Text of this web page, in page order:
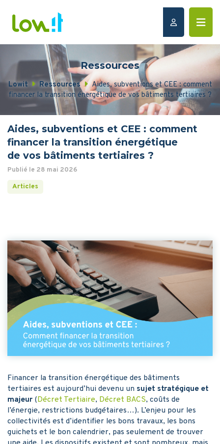
Ressources
Lowit Ressources
Aides, subventions et CEE : comment
financer la transition énergétique de vos bâtiments tertiaires ?
Aides, subventions et CEE : comment
financer la transition énergétique
de vos bâtiments tertiaires ?
Publié le 28 mai 2026
Articles
Financer la transition énergétique des bâtiments
tertiaires est aujourd’hui devenu un sujet stratégique et
majeur (Décret Tertiaire, Décret BACS, coûts de
l’énergie, restrictions budgétaires…). L’enjeu pour les
collectivités est d’identifier les bons travaux, les bons
guichets et le bon calendrier, pas seulement de trouver